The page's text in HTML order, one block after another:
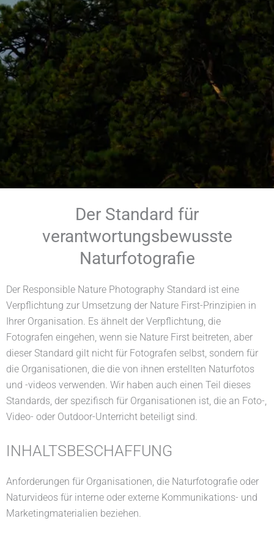
Der Standard für
verantwortungsbewusste
Naturfotografie
Der Responsible Nature Photography Standard ist eine
Verpflichtung zur Umsetzung der Nature First-Prinzipien in
Ihrer Organisation. Es ähnelt der Verpflichtung, die
Fotografen eingehen, wenn sie Nature First beitreten, aber
dieser Standard gilt nicht für Fotografen selbst, sondern für
die Organisationen, die die von ihnen erstellten Naturfotos
und -videos verwenden. Wir haben auch einen Teil dieses
Standards, der spezifisch für Organisationen ist, die an Foto-,
Video- oder Outdoor-Unterricht beteiligt sind.
INHALTSBESCHAFFUNG
Anforderungen für Organisationen, die Naturfotografie oder
Naturvideos für interne oder externe Kommunikations- und
Marketingmaterialien beziehen.